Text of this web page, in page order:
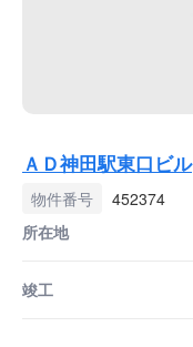
ＡＤ神田駅東口ビル
物件番号
452374
所在地
竣工